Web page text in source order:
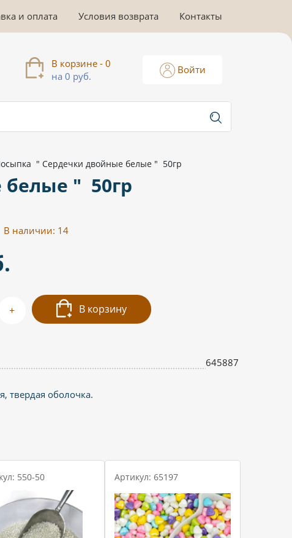
и оплата Условия возврата Контакты
В корзине - 0
на 0 руб.
Войти
" Сердечки двойные белые " 50гр
" 50гр
В наличии: 14
+ В корзину
645887
твердая оболочка.
550-50 Артикул: 65197